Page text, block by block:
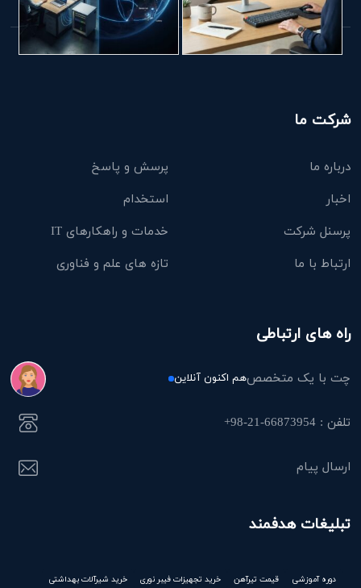
شرکت ما
درباره ما
پرسش و پاسخ
اخبار
استخدام
پرسنل شرکت
خدمات و راهکارهای IT
ارتباط با ما
تازه های علم و فناوری
راه های ارتباطی
چت با یک متخصصهم اکنون آنلاین
تلفن : 66873954-21-98+
ارسال پیام
تبلیغات هدفمند
دوره آموزشی قیمت تیرآهن خرید تجهیزات فیبر نوری خرید شیرآلات بهداشتی